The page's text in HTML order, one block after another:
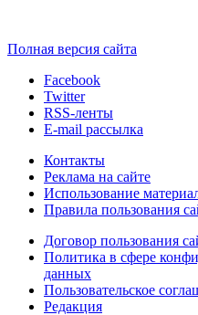
Полная версия сайта
Facebook
Twitter
RSS-ленты
E-mail рассылка
Контакты
Реклама на сайте
Использование
Правила пользования
Договор пользования
Политика в сфере
данных
Пользовательское
Редакция